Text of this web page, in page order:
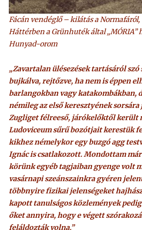
Fácán vendéglő – kilátás a Normafáról,
Háttérben a Grünhuték által „MÓRIA”
Hunyad-orom
„Zavartalan ülésezések tartásáról
bujkálva, rejtőzve, ha nem is éppen
barlangokban vagy katakombákban,
némileg az első keresztyének
Zugliget félreeső, járókelőktől került
Ludoviceum sűrű bozótjait kerestük
kikhez némelykor egy buzgó agg
Ignác is csatlakozott. Mondottam
körünk egyéb tagjaiban gyenge volt
vasárnapi szeánszainkra gyéren
többnyire fizikai jelenségeket
kapott tanulságos közlemények
őket annyira, hogy e végett
feláldozták volna.”